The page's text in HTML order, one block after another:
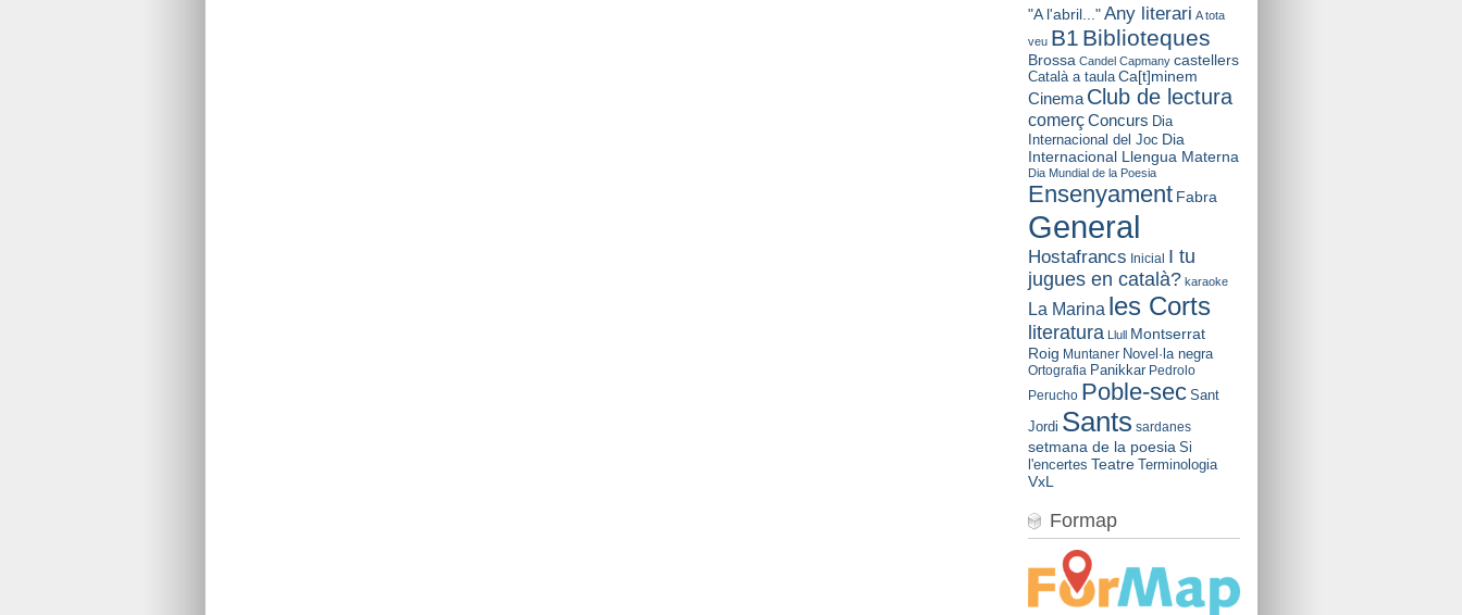
"A l'abril..." Any literari A tota
veu B1 Biblioteques
Brossa Candel Capmany castellers
Català a taula Ca[t]minem
Cinema Club de lectura
comerç Concurs Dia
Internacional del Joc Dia
Internacional Llengua Materna
Dia Mundial de la Poesia
Ensenyament Fabra
General
Hostafrancs Inicial I tu
jugues en català? karaoke
La Marina les Corts
literatura Llull Montserrat
Roig Muntaner Novel·la negra
Ortografia Panikkar Pedrolo
Perucho Poble-sec Sant
Jordi Sants sardanes
setmana de la poesia Si
l'encertes Teatre Terminologia
VxL
Formap